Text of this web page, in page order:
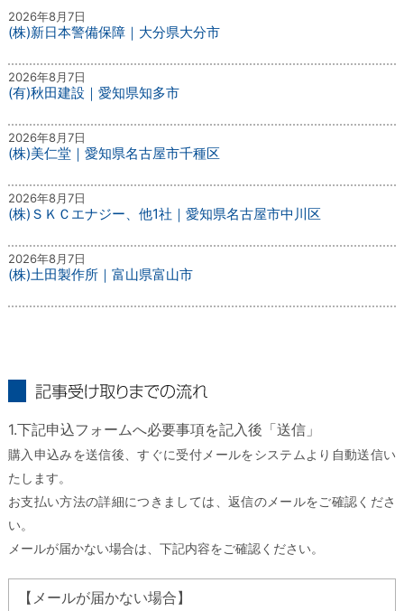
2026年8月7日
(株)新日本警備保障｜大分県大分市
2026年8月7日
(有)秋田建設｜愛知県知多市
2026年8月7日
(株)美仁堂｜愛知県名古屋市千種区
2026年8月7日
(株)ＳＫＣエナジー、他1社｜愛知県名古屋市中川区
2026年8月7日
(株)土田製作所｜富山県富山市
1.下記申込フォームへ必要事項を記入後「送信」
購入申込みを送信後、すぐに受付メールをシステムより自動送信い
たします。
お支払い方法の詳細につきましては、返信のメールをご確認くださ
い。
メールが届かない場合は、下記内容をご確認ください。
【メールが届かない場合】